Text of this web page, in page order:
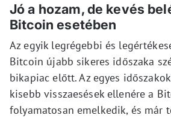
Jó a hozam, de kevés
Bitcoin esetében
Az egyik legrégebbi és
Bitcoin újabb sikeres időszaka
bikapiac előtt. Az egyes
kisebb visszaesések ellenére a
folyamatosan emelkedik, és már